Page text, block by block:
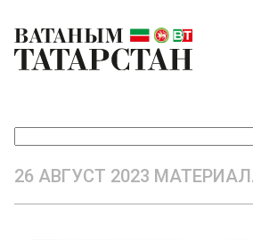
26 АВГУСТ 2023